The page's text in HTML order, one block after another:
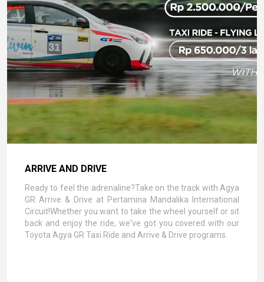
ARRIVE AND DRIVE
Ready to feel the adrenaline?Take on the track with Agya
GR Arrive & Drive at Pertamina Mandalika International
Circuit!Whether you want to take the wheel yourself or sit
back and enjoy the ride, we've got you covered with our
Toyota Agya GR Taxi Ride and Arrive & Drive programs.